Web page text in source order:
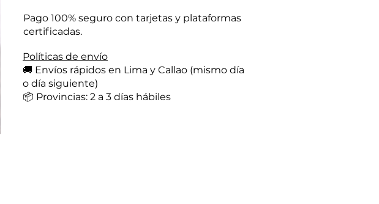
Políticas de envío
🚚 Envíos rápidos en Lima y Callao (mismo día
o día siguiente)
📦 Provincias: 2 a 3 días hábiles
Pago 100% seguro con tarjetas y plataformas
certificadas.